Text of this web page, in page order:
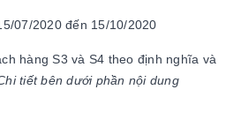
07/2020 đến 15/10/2020
hàng S3 và S4 theo định nghĩa và
tiết bên dưới phần nội dung